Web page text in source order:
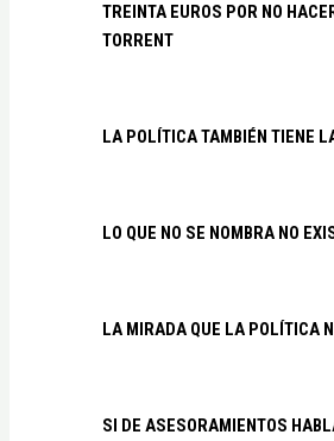
TREINTA EUROS POR NO
TORRENT
LA POLÍTICA TAMBIÉN TIENE
LO QUE NO SE NOMBRA NO
LA MIRADA QUE LA POLÍTICA
SI DE ASESORAMIENTOS